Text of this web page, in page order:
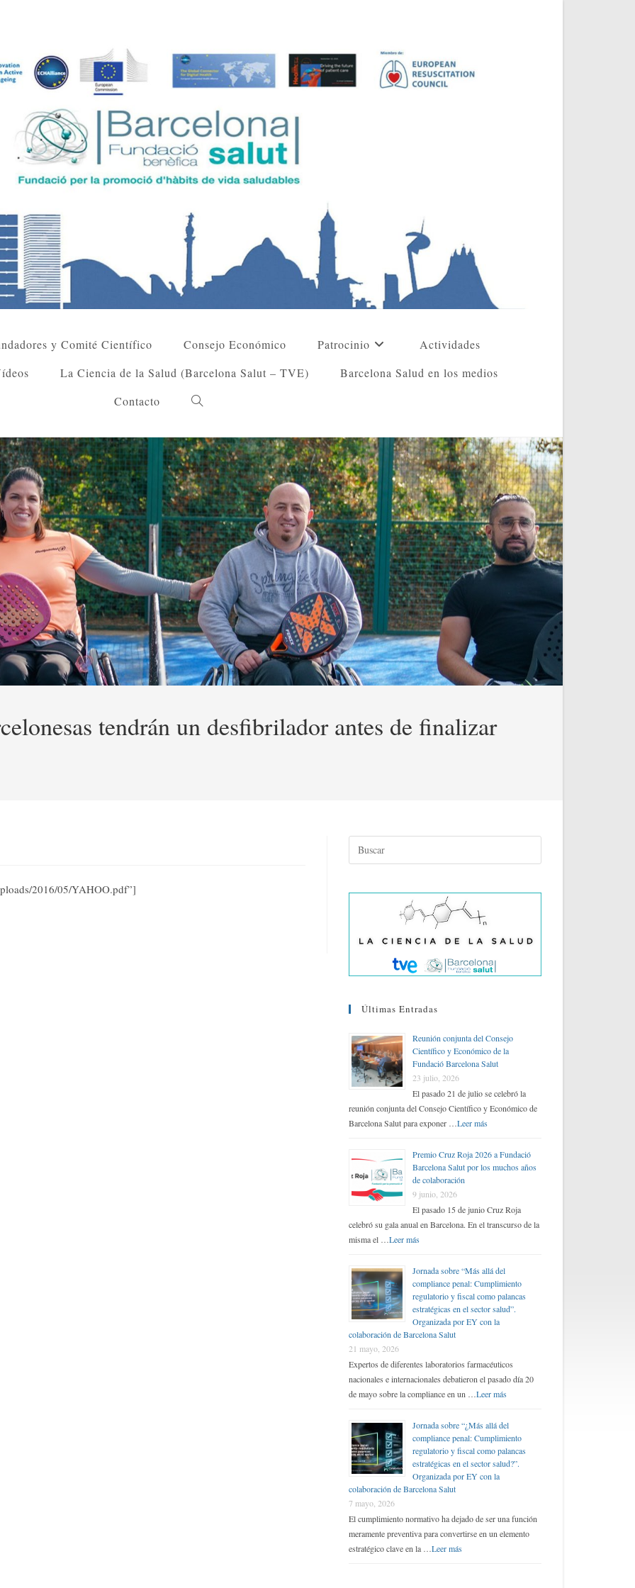
y Comité Científico Consejo Económico Patrocinio
Actividades
La Ciencia de la Salud (Barcelona Salut – TVE)
Barcelona Salud en los medios
Contacto
Alternar
de
la
web
tendrán un desfibrilador antes de finalizar
2016/05/YAHOO.pdf”]
Últimas Entradas
Reunión conjunta del Consejo
Científico y Económico de la
Fundació Barcelona Salut
23 julio, 2026
El pasado 21 de julio se celebró la
reunión conjunta del Consejo Científico y Económico de
Barcelona Salut para exponer …Leer más
Premio Cruz Roja 2026 a Fundació
Barcelona Salut por los muchos años
de colaboración
9 junio, 2026
El pasado 15 de junio Cruz Roja
celebró su gala anual en Barcelona. En el transcurso de la
misma el …Leer más
Jornada sobre “Más allá del
compliance penal: Cumplimiento
regulatorio y fiscal como palancas
estratégicas en el sector salud”.
Organizada por EY con la
colaboración de Barcelona Salut
21 mayo, 2026
Expertos de diferentes laboratorios farmacéuticos
nacionales e internacionales debatieron el pasado día 20
de mayo sobre la compliance en un …Leer más
Jornada sobre “¿Más allá del
compliance penal: Cumplimiento
regulatorio y fiscal como palancas
estratégicas en el sector salud?”.
Organizada por EY con la
colaboración de Barcelona Salut
7 mayo, 2026
El cumplimiento normativo ha dejado de ser una función
meramente preventiva para convertirse en un elemento
estratégico clave en la …Leer más